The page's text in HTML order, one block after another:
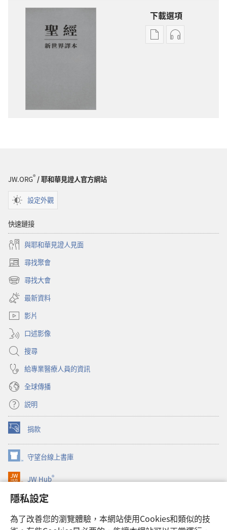
隱私設定
為了改善您的瀏覽體驗，本網站使用Cookies和類似的技
下載選項
電
錄
JW.ORG®/ 耶和華見證人官方網站
設定外觀
快速鏈接
與耶和華見證人見面
尋找聚會
（開
啟
新
視
窗）
尋找大會
（開
啟
新
視
最新資料
影片
口述影像
搜尋
給專業醫療人員的資訊
全球傳播
説明
捐款
（開
啟
新
視
窗）
守望台線上書庫
（開
啟
新
窗）
JW Hub®
（開
啟
新
視
窗）
JW Library®
Watchtower Library